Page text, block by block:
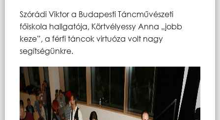
Szórádi Viktor a Budapesti Táncművészeti
főiskola hallgatója, Körtvélyessy Anna „jobb
keze”, a férfi táncok virtuóza volt nagy
segítségünkre.